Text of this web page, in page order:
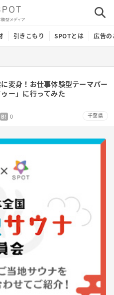
引きこもり SPOTとは 広告
変身！お仕事体験型テーマパー
ー」に行ってみた
B! 0 千葉県